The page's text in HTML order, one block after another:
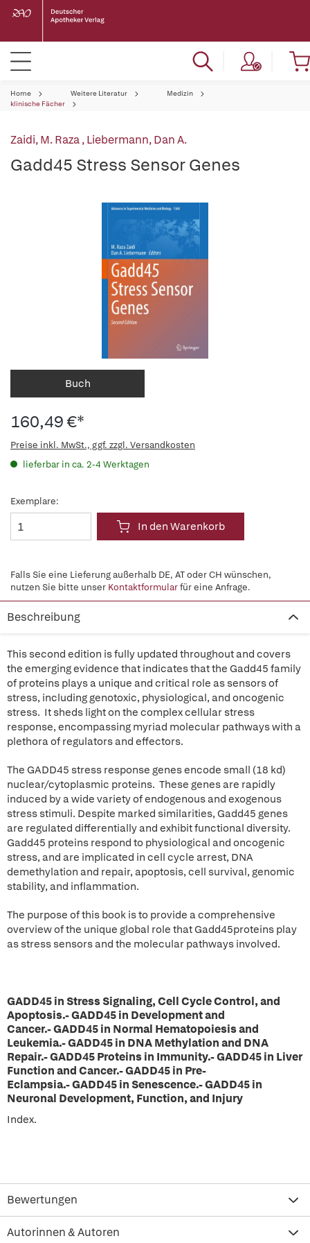
Home Weitere Literatur
Medizin
klinische Fächer
Zaidi, M. Raza,Liebermann, Dan A.
Gadd45 Stress Sensor Genes
Buch
160,49 €*
Preise inkl. MwSt., ggf. zzgl. Versandkosten
lieferbar in ca. 2-4 Werktagen
Exemplare:
In den Warenkorb
Falls Sie eine Lieferung außerhalb DE, AT oder CH wünschen,
nutzen Sie bitte unser Kontaktformularfür eine Anfrage.
Beschreibung
This second edition is fully updated throughout and covers
the emerging evidence that indicates that the Gadd45 family
of proteins plays a unique and critical role as sensors of
stress, including genotoxic, physiological, and oncogenic
stress. It sheds light on the complex cellular stress
response, encompassing myriad molecular pathways with a
plethora of regulators and effectors.
The GADD45 stress response genes encode small (18 kd)
nuclear/cytoplasmic proteins. These genes are rapidly
induced by a wide variety of endogenous and exogenous
stress stimuli. Despite marked similarities, Gadd45 genes
are regulated differentially and exhibit functional diversity.
Gadd45 proteins respond to physiological and oncogenic
stress, and are implicated in cell cycle arrest, DNA
demethylation and repair, apoptosis, cell survival, genomic
stability, and inflammation.
The purpose of this book is to provide a comprehensive
overview of the unique global role that Gadd45proteins play
as stress sensors and the molecular pathways involved.
GADD45 in Stress Signaling, Cell Cycle Control, and
Apoptosis.- GADD45 in Development and
Cancer.- GADD45 in Normal Hematopoiesis and
Leukemia.- GADD45 in DNA Methylation and DNA
Repair.- GADD45 Proteins in Immunity.- GADD45 in Liver
Function and Cancer.- GADD45 in Pre-
Eclampsia.- GADD45 in Senescence.- GADD45 in
Neuronal Development, Function, and Injury
Index.
Bewertungen
Autorinnen & Autoren